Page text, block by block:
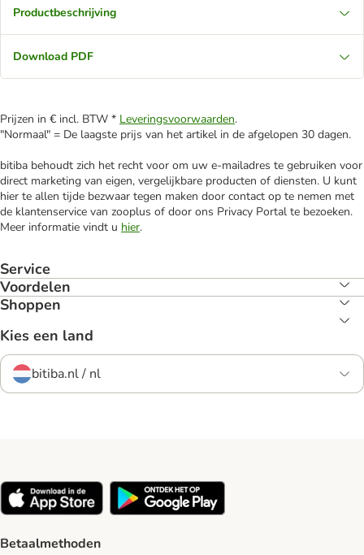
Productbeschrijving
Download PDF
Prijzen in € incl. BTW * Leveringsvoorwaarden.
"Normaal" = De laagste prijs van het artikel in de afgelopen 30 dagen.
bitiba behoudt zich het recht voor om uw e-mailadres te gebruiken voor
direct marketing van eigen, vergelijkbare producten of diensten. U kunt
hier te allen tijde bezwaar tegen maken door contact op te nemen met
de klantenservice van zooplus of door ons Privacy Portal te bezoeken.
Meer informatie vindt u hier.
Service
Voordelen
Shoppen
Kies een land
bitiba.nl / nl
Betaalmethoden